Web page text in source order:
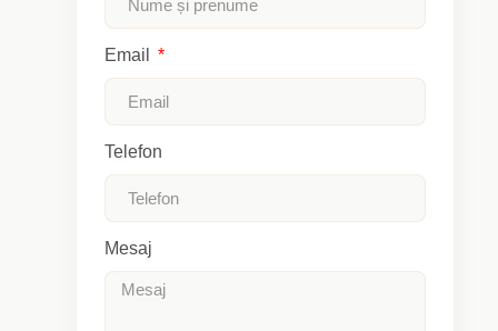
Email
Telefon
Mesaj